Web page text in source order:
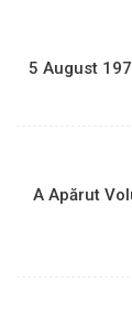
5 August
A Apărut